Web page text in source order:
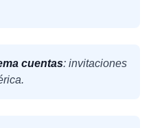
cuentas: invitaciones